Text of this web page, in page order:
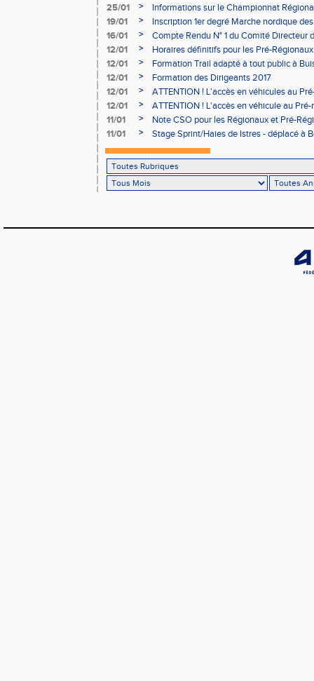
25/01
>
Informations sur le Championnat
05/02
19/01 >
Inscription 1er degré Marche nordique
03/02 (sous condition)
16/01 >
Compte Rendu N° 1 du Comité Directeur
12/01
>
Horaires définitifs pour les Pré-
Aubière
12/01 >
Formation Trail adapté à tout public à
12/01
>
Formation des Dirigeants 2017
12/01
>
ATTENTION ! L'accès en véhicules au
Bains sera réglementé
12/01 >
ATTENTION ! L'accès en véhicule au
Bains sera réglementé
11/01 >
Note CSO pour les Régionaux et Pré-
11/01
> Stage Sprint/Haies de Istres - déplacé à